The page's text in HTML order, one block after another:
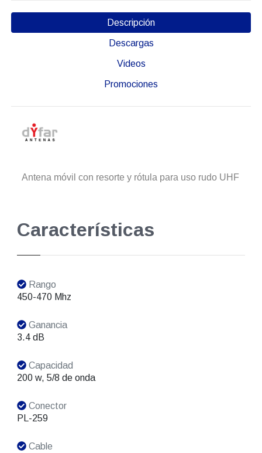
Descripción
Descargas
Videos
Promociones
Antena móvil con resorte y rótula para uso rudo UHF
Características
Rango
450-470 Mhz
Ganancia
3.4 dB
Capacidad
200 w, 5/8 de onda
Conector
PL-259
Cable